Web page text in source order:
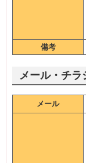
備考
メール・チラ
メール